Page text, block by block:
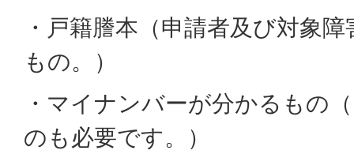
・戸籍謄本（申請者及び対象
もの。）
・マイナンバーが分かるもの
のも必要です。）